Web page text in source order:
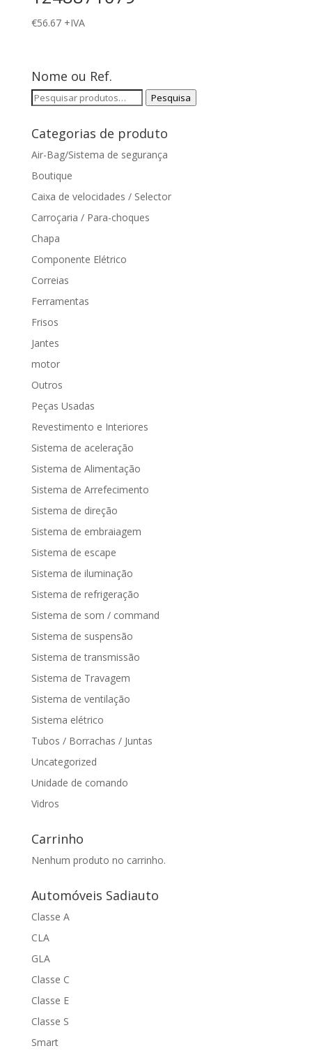
€56.67 +IVA
Nome ou Ref.
Pesquisar
Pesquisa
Categorias de produto
Air-Bag/Sistema de segurança
Boutique
Caixa de velocidades / Selector
Carroçaria / Para-choques
Chapa
Componente Elétrico
Correias
Ferramentas
Frisos
Jantes
motor
Outros
Peças Usadas
Revestimento e Interiores
Sistema de aceleração
Sistema de Alimentação
Sistema de Arrefecimento
Sistema de direção
Sistema de embraiagem
Sistema de escape
Sistema de iluminação
Sistema de refrigeração
Sistema de som / command
Sistema de suspensão
Sistema de transmissão
Sistema de Travagem
Sistema de ventilação
Sistema elétrico
Tubos / Borrachas / Juntas
Uncategorized
Unidade de comando
Vidros
Carrinho
Nenhum produto no carrinho.
Automóveis Sadiauto
Classe A
CLA
GLA
Classe C
Classe E
Classe S
Smart